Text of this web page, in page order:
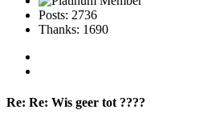
Posts: 2736
Thanks: 1690
Re: Re: Wis geer tot ????